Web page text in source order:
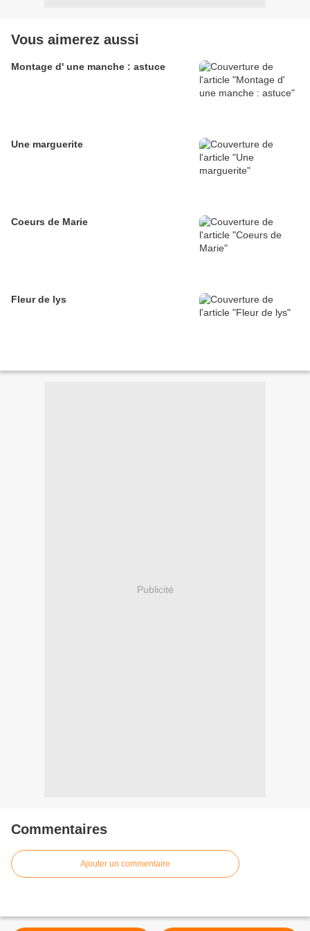
Vous aimerez aussi
Montage d' une manche : astuce
Une marguerite
Coeurs de Marie
Fleur de lys
Publicité
Commentaires
Ajouter un commentaire